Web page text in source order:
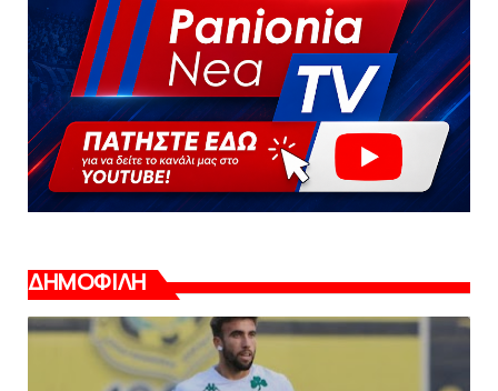
ΔΗΜΟΦΙΛΗ